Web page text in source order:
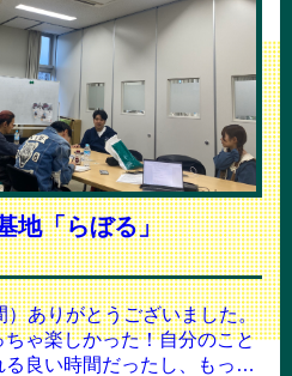
地「らぼる」
）ありがとうございました。
ゃ楽しかった！自分のこと
良い時間だったし、もっと